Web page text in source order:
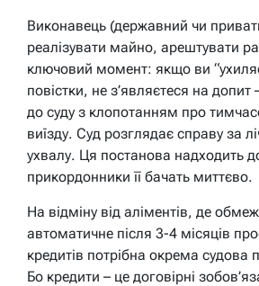
Виконавець (державний чи
реалізувати майно, арештувати
ключовий момент: якщо ви
повістки, не з’являєтеся на
до суду з клопотанням про
виїзду. Суд розглядає справу за
ухвалу. Ця постанова надходить
прикордонники її бачать миттєво.
На відміну від аліментів, де
автоматичне після 3-4 місяців
кредитів потрібна окрема судова
Бо кредити – це договірні